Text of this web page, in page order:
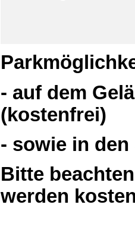
- auf dem
(kostenfrei)
- sowie in
Bitte
werden